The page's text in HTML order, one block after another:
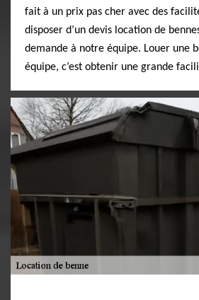
fait à un prix pas cher avec des
disposer d’un devis location de
demande à notre équipe. Louer une
équipe, c’est obtenir une grande